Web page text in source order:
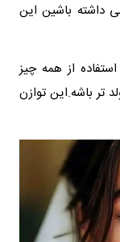
داشته باشین این
از همه چیز
تر باشه.این توازن